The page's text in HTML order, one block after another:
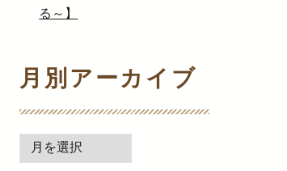
る～】
月別アーカイブ
別